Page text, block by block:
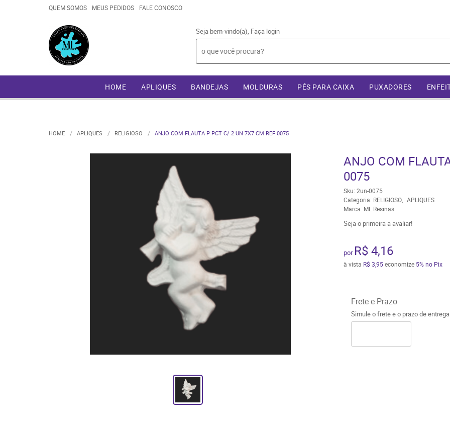
QUEM SOMOS MEUS PEDIDOS FALE CONOSCO
Seja bem-vindo(a), Faça login
HOME APLIQUES BANDEJAS MOLDURAS PÉS PARA CAIXA PUXADORES
HOME APLIQUES RELIGIOSO ANJO COM FLAUTA P PCT C/ 2 UN 7X7 CM REF 0075
ANJO COM
0075
Sku: 2un-0075
Categoria: RELIGIOSO
APLIQUES
Marca: ML Resinas
Seja o primeira a avaliar!
por R$ 4,16
à vista R$ 3,95economize 5% no Pix
Frete e Prazo
Simule o frete e o prazo de